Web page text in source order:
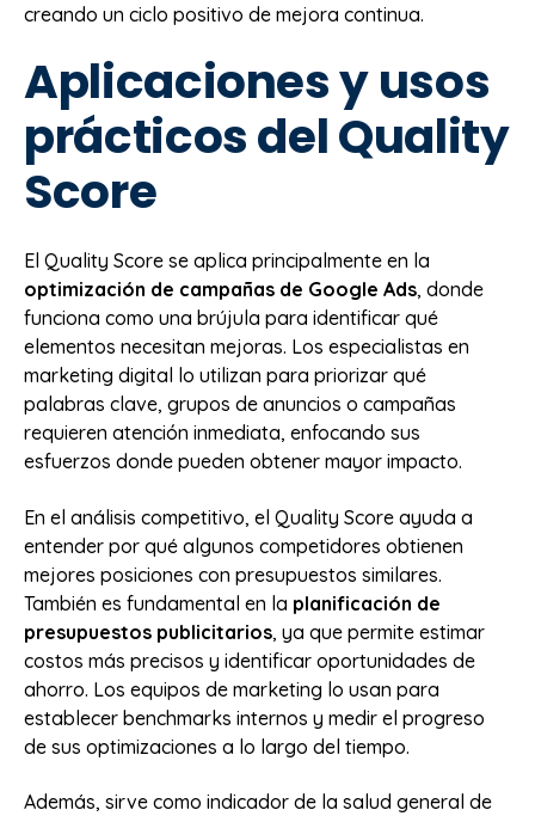
creando un ciclo positivo de mejora continua.
Aplicaciones y usos
prácticos del Quality
Score
El Quality Score se aplica principalmente en la
optimización de campañas de Google Ads, donde
funciona como una brújula para identificar qué
elementos necesitan mejoras. Los especialistas en
marketing digital lo utilizan para priorizar qué
palabras clave, grupos de anuncios o campañas
requieren atención inmediata, enfocando sus
esfuerzos donde pueden obtener mayor impacto.
En el análisis competitivo, el Quality Score ayuda a
entender por qué algunos competidores obtienen
mejores posiciones con presupuestos similares.
También es fundamental en la planificación de
presupuestos publicitarios, ya que permite estimar
costos más precisos y identificar oportunidades de
ahorro. Los equipos de marketing lo usan para
establecer benchmarks internos y medir el progreso
de sus optimizaciones a lo largo del tiempo.
Además, sirve como indicador de la salud general de